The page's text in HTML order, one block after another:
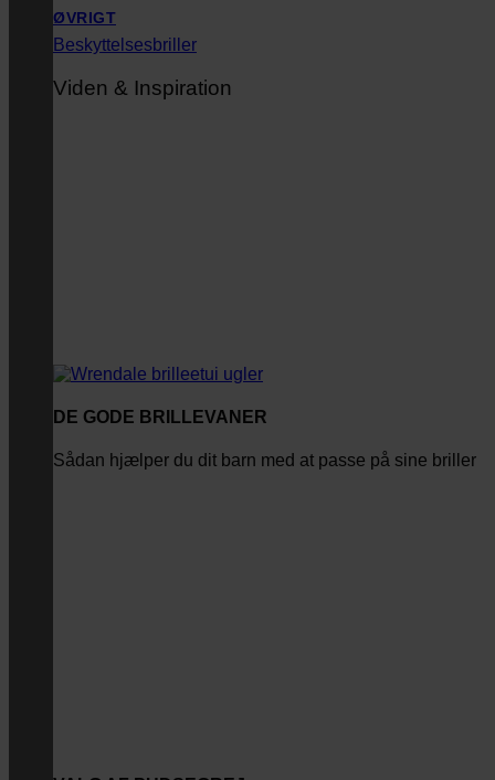
ØVRIGT
Beskyttelsesbriller
Viden & Inspiration
DE GODE BRILLEVANER
Sådan hjælper du dit barn med at passe på sine briller